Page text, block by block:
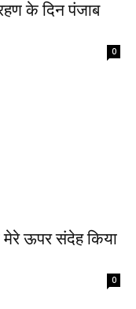
के दिन पंजाब
0
मेरे ऊपर संदेह किया
0